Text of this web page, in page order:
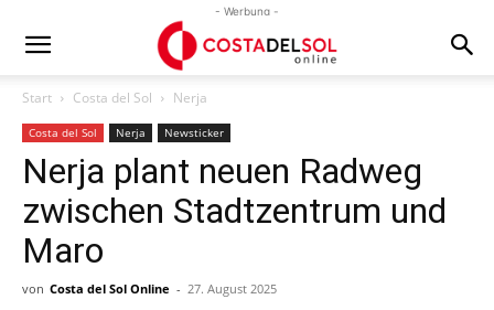
- Werbung -
Start Costa del Sol Nerja
Costa del Sol Nerja Newsticker
Nerja plant neuen Radweg
zwischen Stadtzentrum und
Maro
von Costa del Sol Online - 27. August 2025